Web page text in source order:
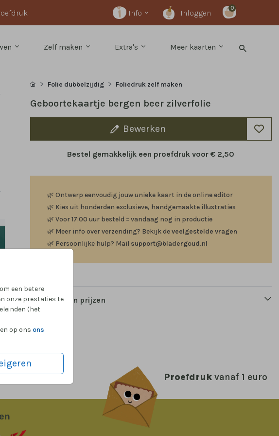
Info Inloggen
0
Zelf maken Extra's Meer kaarten
een betere
onze prestaties te
(het
op ons ons
Folie dubbelzijdig Foliedruk zelf maken
Geboortekaartje bergen beer zilverfolie
Bewerken
Bestel gemakkelijk een proefdruk voor€ 2,50
🌿 Ontwerp eenvoudig jouw unieke kaart in de online editor
🌿 Kies uit honderden exclusieve, handgemaakte illustraties
🌿 Voor 17:00 uur besteld = vandaag nog in productie
🌿 Meer info over verzending? Bekijk deveelgestelde vragen
🌿 Persoonlijke hulp? Mail support@bladergoud.nl
Formaten en prijzen
Proefdruk vanaf 1 euro